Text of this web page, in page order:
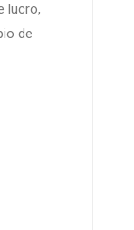
lucro,
de